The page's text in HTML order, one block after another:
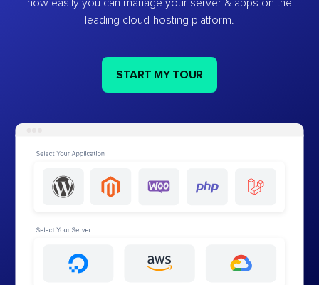
how easily you can manage your server & apps on the
leading cloud-hosting platform.
START MY TOUR